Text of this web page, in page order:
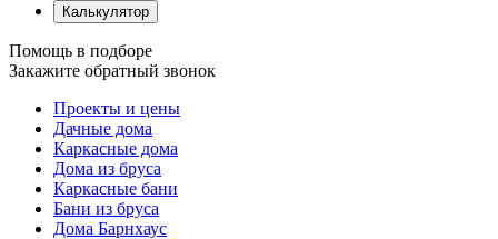
Калькулятор
Помощь в подборе
Закажите обратный звонок
Проекты и цены
Дачные дома
Каркасные дома
Дома из бруса
Каркасные бани
Бани из бруса
Дома Барнхаус